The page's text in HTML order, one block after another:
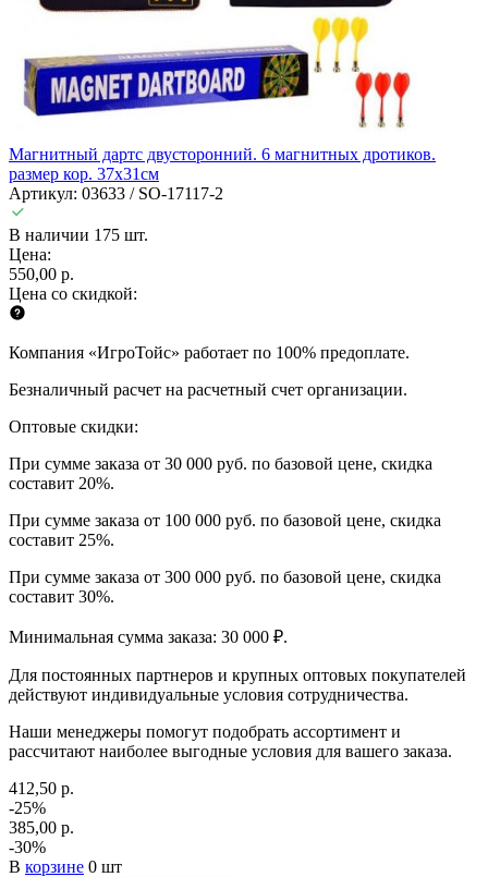
Магнитный дартс двусторонний. 6 магнитных дротиков.
размер кор. 37х31см
Артикул: 03633 / SO-17117-2
В наличии 175 шт.
Цена:
550,00 р.
Цена со скидкой:
Компания «ИгроТойс» работает по 100% предоплате.
Безналичный расчет на расчетный счет организации.
Оптовые скидки:
При сумме заказа от 30 000 руб. по базовой цене, скидка
составит 20%.
При сумме заказа от 100 000 руб. по базовой цене, скидка
составит 25%.
При сумме заказа от 300 000 руб. по базовой цене, скидка
составит 30%.
Минимальная сумма заказа: 30 000 ₽.
Для постоянных партнеров и крупных оптовых покупателей
действуют индивидуальные условия сотрудничества.
Наши менеджеры помогут подобрать ассортимент и
рассчитают наиболее выгодные условия для вашего заказа.
412,50 р.
-25%
385,00 р.
-30%
В корзине 0 шт